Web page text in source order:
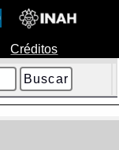
Créditos